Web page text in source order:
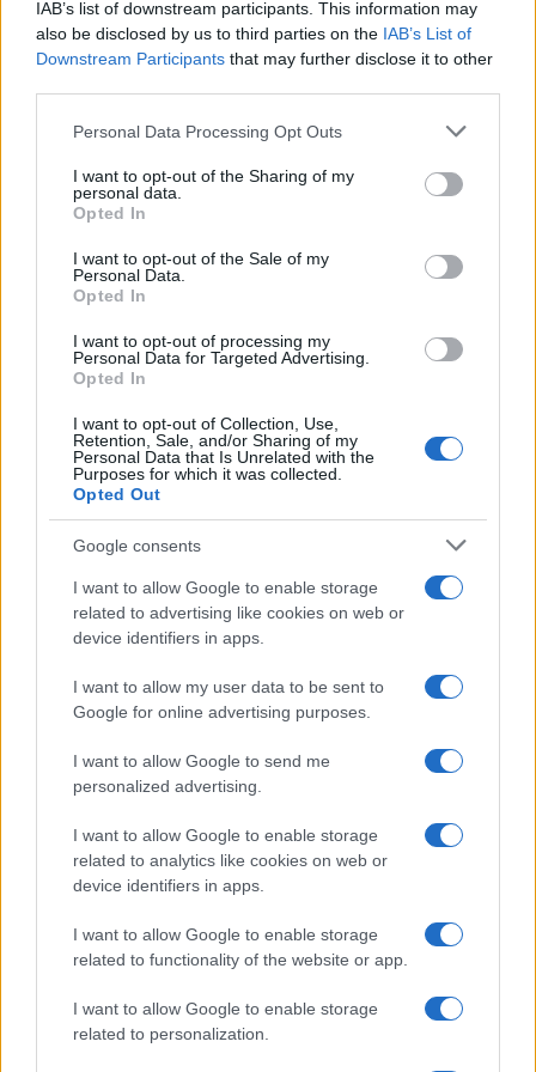
IAB’s list of downstream participants. This information may
also be disclosed by us to third parties on the IAB’s List of
Downstream Participants that may further disclose it to other
Please note that this website/app uses one or more Google
not limited to your visit or usage behaviour. You may click to
grant or deny consent to Google and its third-party tags to
use your data for below specified purposes in below Google
consent section.
Personal Data Processing Opt Outs
I want to opt-out of the Sharing of my
personal data.
Opted In
I want to opt-out of the Sale of my
Personal Data.
Opted In
I want to opt-out of processing my
Personal Data for Targeted Advertising.
Opted In
I want to opt-out of Collection, Use,
Retention, Sale, and/or Sharing of my
Personal Data that Is Unrelated with the
Purposes for which it was collected.
Opted Out
Google consents
I want to allow Google to enable storage
related to advertising like cookies on web or
device identifiers in apps.
I want to allow my user data to be sent to
Google for online advertising purposes.
I want to allow Google to send me
personalized advertising.
I want to allow Google to enable storage
related to analytics like cookies on web or
device identifiers in apps.
I want to allow Google to enable storage
related to functionality of the website or app.
I want to allow Google to enable storage
related to personalization.
Paolo Pinna
Martina Agostina Diturco
I nostri cari
I nostri cari
Giovannimaria Cabras